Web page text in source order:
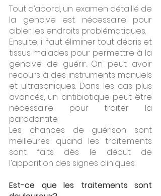
Tout d’abord, un examen détaillé de
la gencive est nécessaire pour
cibler les endroits problématiques.
Ensuite, il faut éliminer tout débris et
tissus malades pour permettre à la
gencive de guérir. On peut avoir
recours à des instruments manuels
et ultrasoniques. Dans les cas plus
avancés, un antibiotique peut être
nécessaire pour traiter la
parodontite
Les chances de guérison sont
meilleures quand les traitements
sont faits dès le début de
l’apparition des signes cliniques.
Est-ce que les traitements sont